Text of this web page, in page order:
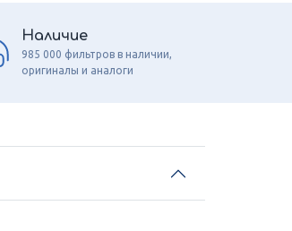
Наличие
985 000 фильтров в наличии,
оригиналы и аналоги